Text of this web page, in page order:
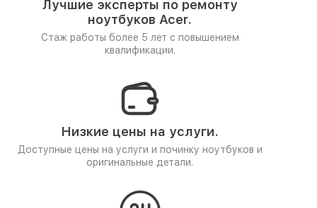
Лучшие эксперты по ремонту
ноутбуков Acer.
Стаж работы более 5 лет с повышением
квалификации.
Низкие цены на услуги.
Доступные цены на услуги и починку ноутбуков и
оригинальные детали.